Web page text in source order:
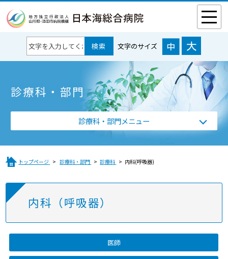
文字のサイズ
診療科・部門
診療科・部門メニュー
トップページ 診療科・部門 診療科 内科(呼吸器)
内科（呼吸器）
医師